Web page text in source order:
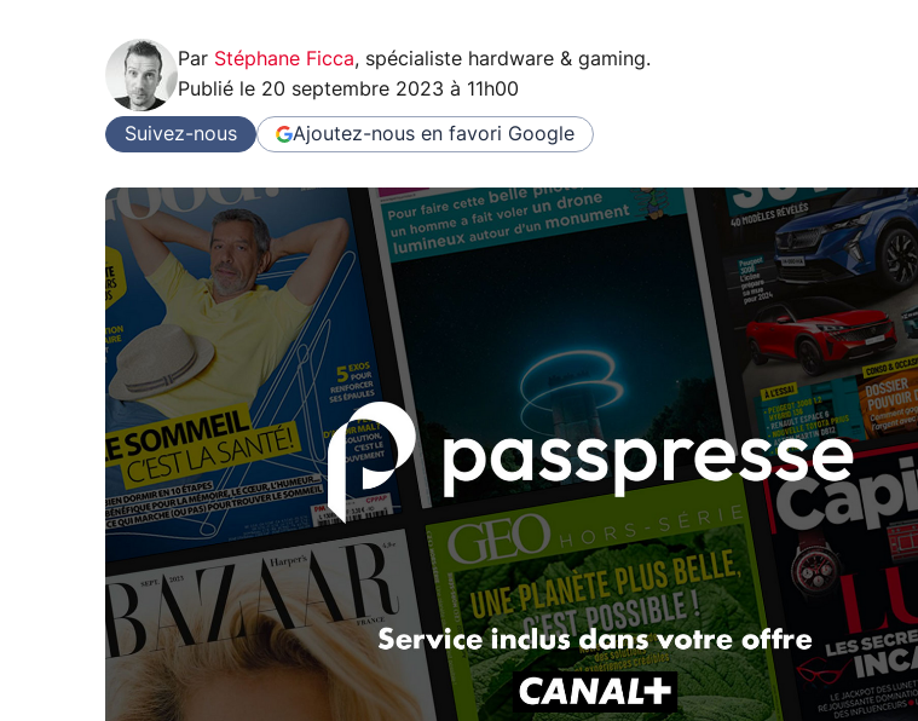
Par Stéphane Ficca, spécialiste hardware & gaming.
Publié le 20 septembre 2023 à 11h00
Suivez-nous Ajoutez-nous en favori Google